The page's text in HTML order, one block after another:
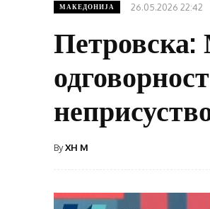
МАКЕДОНИЈА 26.05.2026 22:42
Петровска:
ByXH M